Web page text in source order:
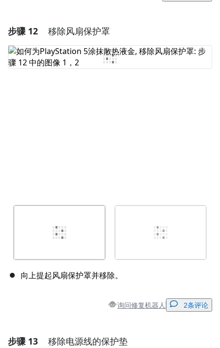
添加一条评论
添加评论
步骤 12 移除风扇保护罩
向上提起风扇保护罩并移除。
询问修复机器人 2条评论
添加一条评论
步骤 13 移除电源线的保护垫